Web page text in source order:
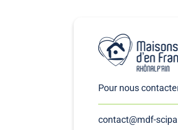
Pour nous
contact@mdf-